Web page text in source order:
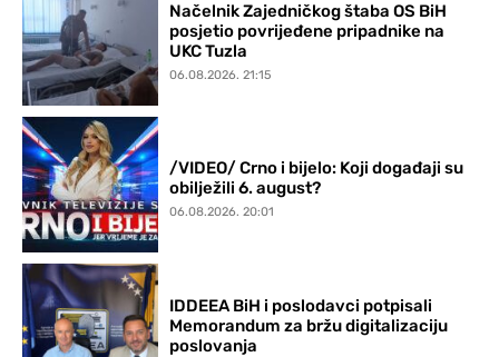
Načelnik Zajedničkog štaba OS BiH
posjetio povrijeđene pripadnike na
UKC Tuzla
06.08.2026. 21:15
/VIDEO/ Crno i bijelo: Koji događaji su
obilježili 6. august?
06.08.2026. 20:01
IDDEEA BiH i poslodavci potpisali
Memorandum za bržu digitalizaciju
poslovanja